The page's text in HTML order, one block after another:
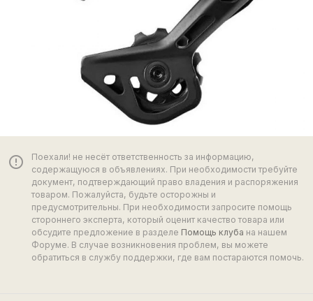
error_outline
Поехали! не несёт ответственность за информацию,
содержащуюся в объявлениях. При необходимости требуйте
документ, подтверждающий право владения и распоряжения
товаром. Пожалуйста, будьте осторожны и
предусмотрительны. При необходимости запросите помощь
стороннего эксперта, который оценит качество товара или
обсудите предложение в разделе Помощь клуба на нашем
Форуме. В случае возникновения проблем, вы можете
обратиться в службу поддержки, где вам постараются помочь.